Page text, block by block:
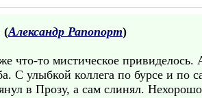
(Александр Рапопорт)
что-то мистическое
С улыбкой коллега по бурсе и по
в Прозу, а сам слинял.